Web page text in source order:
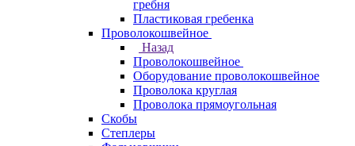
гребня
Пластиковая гребенка
Проволокошвейное
Назад
Проволокошвейное
Оборудование проволокошвейное
Проволока круглая
Проволока прямоугольная
Скобы
Степлеры